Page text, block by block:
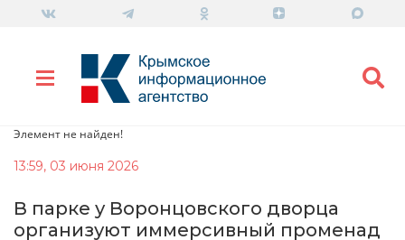
Элемент не найден!
13:59, 03 июня 2026
В парке у Воронцовского дворца
организуют иммерсивный променад